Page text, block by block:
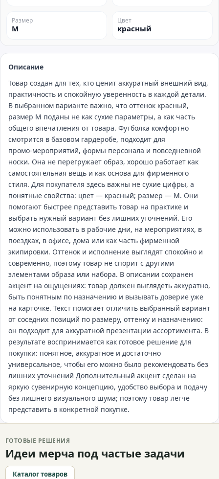
Размер
M
Цвет
красный
Описание
Товар создан для тех, кто ценит аккуратный внешний вид,
практичность и спокойную уверенность в каждой детали.
В выбранном варианте важно, что оттенок красный,
размер M поданы не как сухие параметры, а как часть
общего впечатления от товара. Футболка комфортно
смотрится в базовом гардеробе, подходит для
промо‑мероприятий, формы персонала и повседневной
носки. Она не перегружает образ, хорошо работает как
самостоятельная вещь и как основа для фирменного
стиля. Для покупателя здесь важны не сухие цифры, а
понятные свойства: цвет — красный; размер — M. Они
помогают быстрее представить товар на практике и
выбрать нужный вариант без лишних уточнений. Его
можно использовать в рабочие дни, на мероприятиях, в
поездках, в офисе, дома или как часть фирменной
экипировки. Оттенок и исполнение выглядят спокойно и
современно, поэтому товар не спорит с другими
элементами образа или набора. В описании сохранен
акцент на ощущениях: товар должен выглядеть аккуратно,
быть понятным по назначению и вызывать доверие уже
на карточке. Текст помогает отличить выбранный вариант
от соседних позиций по размеру, оттенку и назначению:
он подходит для аккуратной презентации ассортимента. В
результате воспринимается как готовое решение для
покупки: понятное, аккуратное и достаточно
универсальное, чтобы его можно было рекомендовать без
лишних уточнений Дополнительный акцент сделан на
яркую сувенирную концепцию, удобство выбора и подачу
без лишнего визуального шума; поэтому товар легче
представить в конкретной покупке.
ГОТОВЫЕ РЕШЕНИЯ
Идеи мерча под частые задачи
Каталог товаров